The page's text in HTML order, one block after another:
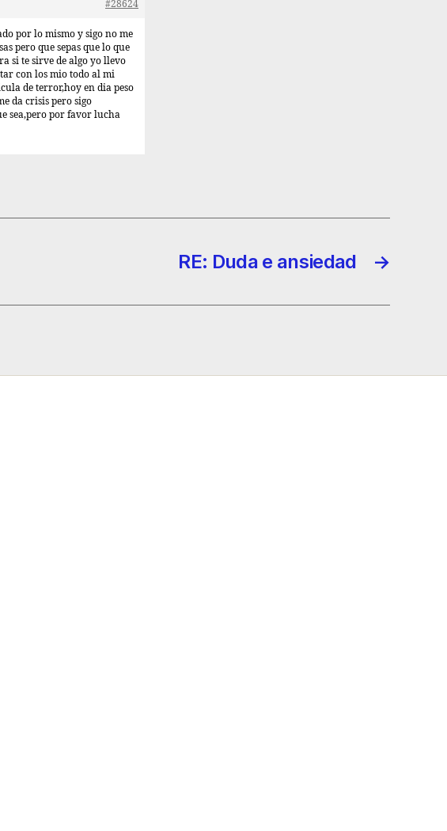
#28624
por lo mismo y sigo no me
pero que sepas que lo que
si te sirve de algo yo llevo
con los mio todo al mi
de terror,hoy en dia peso
da crisis pero sigo
sea,pero por favor lucha
→
RE: Duda e ansiedad